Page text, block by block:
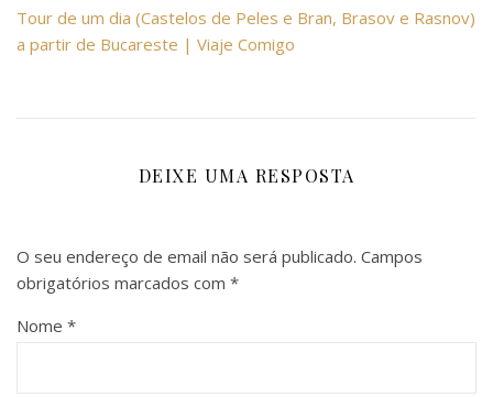
Tour de um dia (Castelos de Peles e Bran, Brasov e Rasnov)
a partir de Bucareste | Viaje Comigo
DEIXE UMA RESPOSTA
O seu endereço de email não será publicado. Campos
obrigatórios marcados com *
Nome *